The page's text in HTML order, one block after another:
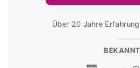
Über 20 Jahre